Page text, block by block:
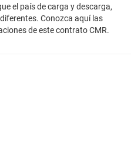
el país de carga y descarga,
Conozca aquí las
de este contrato CMR.